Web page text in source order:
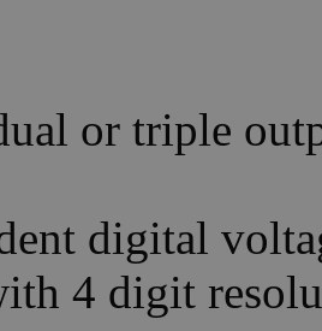
or triple
digital
4 digit